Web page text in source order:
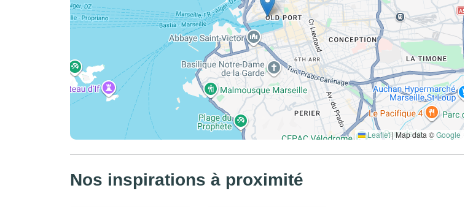
Leaflet|Map data ©Google
Nos inspirations à proximité